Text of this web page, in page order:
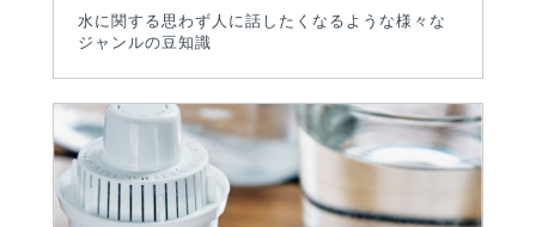
水に関する思わず人に話したくなるような様々な
ジャンルの豆知識